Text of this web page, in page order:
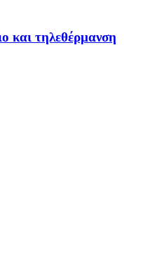
και τηλεθέρμανση